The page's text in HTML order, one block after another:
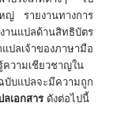
หญ่ รายงานทางการ
ปลด้านสิทธิบัตร
ลเจ้าของภาษามือ
วามเชียวชาญใน
บับแปลจะมีความถูก
ลเอกสาร ดังต่อไปนี้